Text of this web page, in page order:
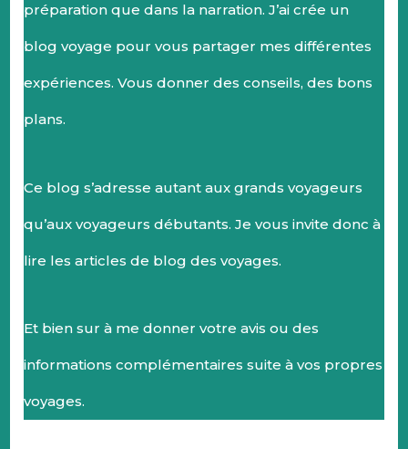
préparation que dans la narration. J’ai crée un
blog voyage pour vous partager mes différentes
expériences. Vous donner des conseils, des bons
plans.
Ce blog s’adresse autant aux grands voyageurs
qu’aux voyageurs débutants. Je vous invite donc à
lire les articles de blog des voyages.
Et bien sur à me donner votre avis ou des
informations complémentaires suite à vos propres
voyages.